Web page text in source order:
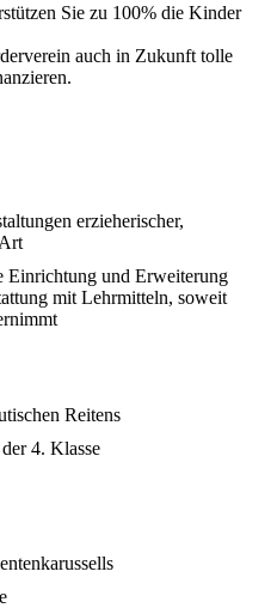
Sie zu 100% die Kinder
auch in Zukunft tolle
erzieherischer,
und Erweiterung
mit Lehrmitteln, soweit
Reitens
4. Klasse